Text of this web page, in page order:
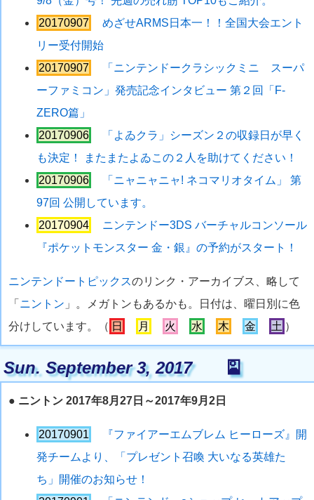
20170907
めざせARMS日本一！！全国大会エント
リー受付開始
20170907
「ニンテンドークラシックミニ スーパ
ーファミコン」発売記念インタビュー 第２回「F-
ZERO篇」
20170906
「よゐクラ」シーズン２の収録日が早く
も決定！ またまたよゐこの２人を助けてください！
20170906
「ニャニャニャ! ネコマリオタイム」 第
97回 公開しています。
20170904
ニンテンドー3DS バーチャルコンソール
『ポケットモンスター 金・銀』の予約がスタート！
ニンテンドートピックスのリンク・アーカイブス、略して
「 ニントン 」。メガトンもあるかも。日付は、曜日別に色
分けしています。（ 日 月 火 水 木 金 土 ）
Sun. September 3, 2017🎴
● ニントン 2017年8月27日～2017年9月2日
20170901
『ファイアーエムブレム ヒーローズ』開
発チームより、「プレゼント召喚 大いなる英雄た
ち」開催のお知らせ！